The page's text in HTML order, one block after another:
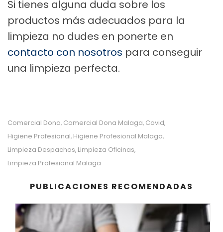
Si tienes alguna duda sobre los
productos más adecuados para la
limpieza no dudes en ponerte en
contacto con nosotros para conseguir
una limpieza perfecta.
Comercial Dona, Comercial Dona Malaga, Covid,
Higiene Profesional, Higiene Profesional Malaga,
Limpieza Despachos, Limpieza Oficinas,
Limpieza Profesional Malaga
PUBLICACIONES RECOMENDADAS